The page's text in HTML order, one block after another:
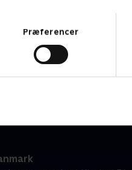
Præferencer
Anders Matthesen -